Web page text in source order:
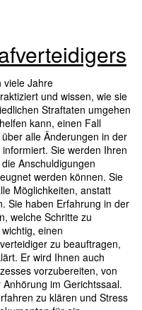
viele Jahre
und wissen, wie sie
Straftaten umgehen
kann, einen Fall
alle Änderungen in der
Sie werden Ihren
Anschuldigungen
werden können. Sie
Möglichkeiten, anstatt
Sie haben Erfahrung in der
welche Schritte zu
einen
zu beauftragen,
Er wird Ihnen auch
vorzubereiten, von
im Gerichtssaal.
zu klären und Stress